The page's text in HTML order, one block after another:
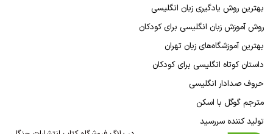
بهترین روش یادگیری زبان انگلیسی
روش آموزش زبان انگلیسی برای کودکان
بهترین آموزشگاه‌های زبان تهران
داستان کوتاه انگلیسی برای کودکان
حروف صدادار انگلیسی
مترجم گوگل با اسکن
تولید کننده سررسید